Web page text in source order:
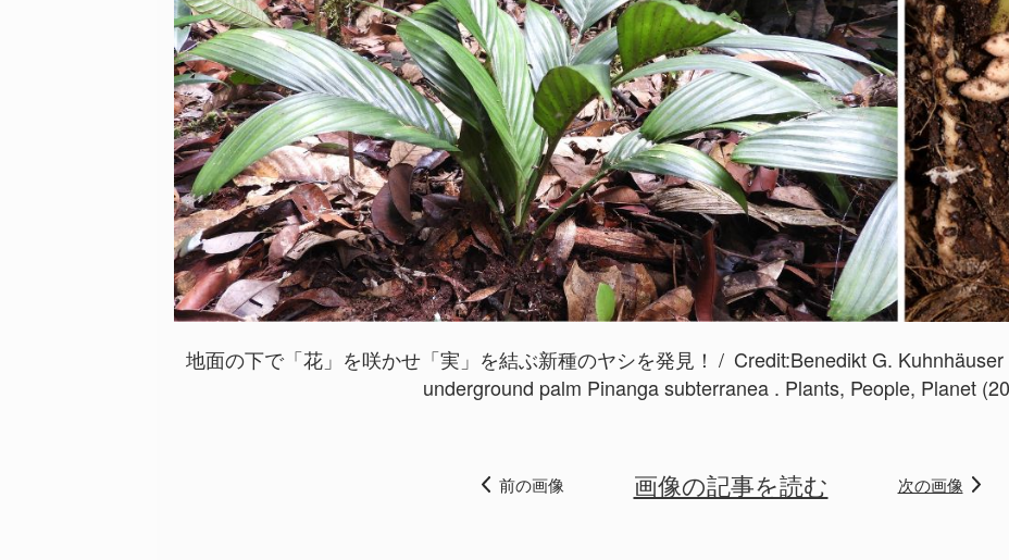
地面の下で「花」を咲かせ「実」を結ぶ新種のヤシを発見！ Credit:Benedikt G.
underground palm Pinanga subterranea . Plants, People, Planet
前の画像 画像の記事を読む 次の画像